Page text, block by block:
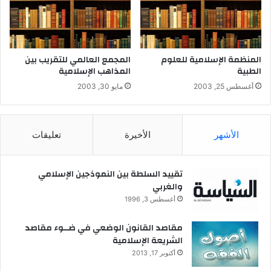
علم التجويد في القران الكريم.
بلاغة القران الكريم.
علوم القران.
الإعجاز البياني في القران.
الإعجاز العلمي في القران.
ترجمة معانى القران الكريم.
يقدم هذا القيم موسوعة للحديث الشريف تشمل:
صحيح مسلم
سنن أبى داود .
جامع الترمذي.
المنظمة الإسلامية للعلوم
الطبية
أغسطس 25, 2003
المجمع العالمي للتقريب بين
المذاهب الإسلامية
مايو 30, 2003
الأشهر الأخيرة تعليقات
تقييد السلطة بين النموذجين الإسلامي
والغربي
أغسطس 3, 1996
مقاصد القانون الوضعي في ضــوء مقاصد
الشريعة الإسلامية
أكتوبر 17, 2013